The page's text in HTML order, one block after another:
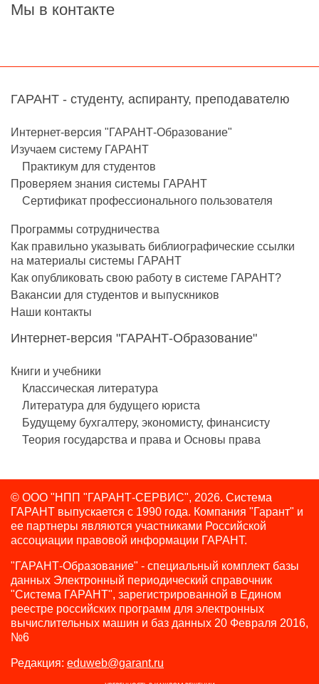
Мы в контакте
ГАРАНТ - студенту, аспиранту, преподавателю
Интернет-версия "ГАРАНТ-Образование"
Изучаем систему ГАРАНТ
Практикум для студентов
Проверяем знания системы ГАРАНТ
Сертификат профессионального пользователя
Программы сотрудничества
Как правильно указывать библиографические ссылки
на материалы системы ГАРАНТ
Как опубликовать свою работу в системе ГАРАНТ?
Вакансии для студентов и выпускников
Наши контакты
Интернет-версия "ГАРАНТ-Образование"
Книги и учебники
Классическая литература
Литература для будущего юриста
Будущему бухгалтеру, экономисту, финансисту
Теория государства и права и Основы права
© ООО "НПП "ГАРАНТ-СЕРВИС", 2026. Система
ГАРАНТ выпускается с 1990 года. Компания "Гарант" и
ее партнеры являются участниками Российской
ассоциации правовой информации ГАРАНТ.
"ГАРАНТ-Образование" - специальный комплект базы
данных Электронный периодический справочник
"Система ГАРАНТ", зарегистрированной в Едином
реестре российских программ для электронных
вычислительных машин и баз данных 20 Февраля 2016,
№6
Редакция: eduweb@garant.ru